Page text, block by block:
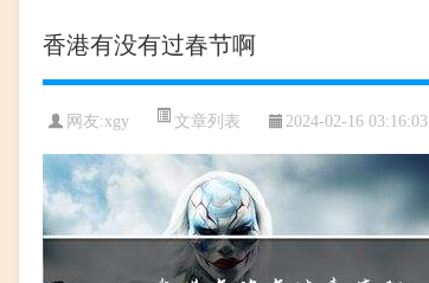
香港有没有过春节啊
网友:xgy 文章列表 2024-02-16 03:16:03